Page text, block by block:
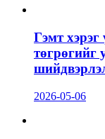
Гэмт хэрэг
төгрөгийг
2026-05-06